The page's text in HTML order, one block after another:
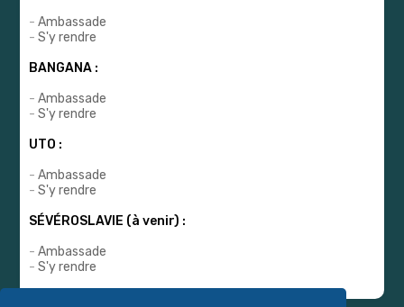
-Ambassade
-S'y rendre
BANGANA :
-Ambassade
-S'y rendre
UTO :
-Ambassade
-S'y rendre
SÉVÉROSLAVIE (à venir) :
-Ambassade
-S'y rendre